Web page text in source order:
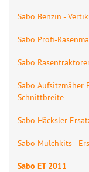
Sabo Benzin -
Sabo Profi-
Sabo
Sabo Aufsitzmäher
Schnittbreite
Sabo Häcksler
Sabo Mulchkits -
Sabo ET 2011